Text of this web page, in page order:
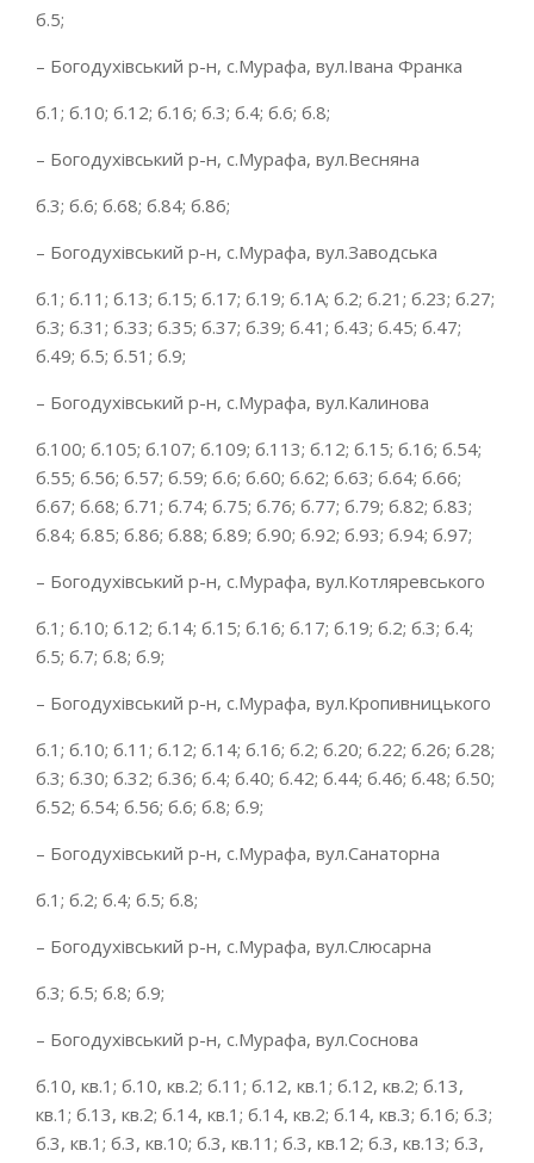
б.5;
– Богодухівський р-н, с.Мурафа, вул.Івана Франка
б.1; б.10; б.12; б.16; б.3; б.4; б.6; б.8;
– Богодухівський р-н, с.Мурафа, вул.Весняна
б.3; б.6; б.68; б.84; б.86;
– Богодухівський р-н, с.Мурафа, вул.Заводська
б.1; б.11; б.13; б.15; б.17; б.19; б.1А; б.2; б.21; б.23; б.27;
б.3; б.31; б.33; б.35; б.37; б.39; б.41; б.43; б.45; б.47;
б.49; б.5; б.51; б.9;
– Богодухівський р-н, с.Мурафа, вул.Калинова
б.100; б.105; б.107; б.109; б.113; б.12; б.15; б.16; б.54;
б.55; б.56; б.57; б.59; б.6; б.60; б.62; б.63; б.64; б.66;
б.67; б.68; б.71; б.74; б.75; б.76; б.77; б.79; б.82; б.83;
б.84; б.85; б.86; б.88; б.89; б.90; б.92; б.93; б.94; б.97;
– Богодухівський р-н, с.Мурафа, вул.Котляревського
б.1; б.10; б.12; б.14; б.15; б.16; б.17; б.19; б.2; б.3; б.4;
б.5; б.7; б.8; б.9;
– Богодухівський р-н, с.Мурафа, вул.Кропивницького
б.1; б.10; б.11; б.12; б.14; б.16; б.2; б.20; б.22; б.26; б.28;
б.3; б.30; б.32; б.36; б.4; б.40; б.42; б.44; б.46; б.48; б.50;
б.52; б.54; б.56; б.6; б.8; б.9;
– Богодухівський р-н, с.Мурафа, вул.Санаторна
б.1; б.2; б.4; б.5; б.8;
– Богодухівський р-н, с.Мурафа, вул.Слюсарна
б.3; б.5; б.8; б.9;
– Богодухівський р-н, с.Мурафа, вул.Соснова
б.10, кв.1; б.10, кв.2; б.11; б.12, кв.1; б.12, кв.2; б.13,
кв.1; б.13, кв.2; б.14, кв.1; б.14, кв.2; б.14, кв.3; б.16; б.3;
б.3, кв.1; б.3, кв.10; б.3, кв.11; б.3, кв.12; б.3, кв.13; б.3,